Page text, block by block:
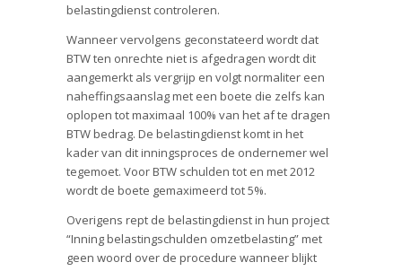
belastingdienst controleren.
Wanneer vervolgens geconstateerd wordt dat
BTW ten onrechte niet is afgedragen wordt dit
aangemerkt als vergrijp en volgt normaliter een
naheffingsaanslag met een boete die zelfs kan
oplopen tot maximaal 100% van het af te dragen
BTW bedrag. De belastingdienst komt in het
kader van dit inningsproces de ondernemer wel
tegemoet. Voor BTW schulden tot en met 2012
wordt de boete gemaximeerd tot 5%.
Overigens rept de belastingdienst in hun project
“Inning belastingschulden omzetbelasting” met
geen woord over de procedure wanneer blijkt